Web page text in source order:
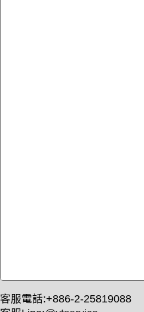
客服電話:+886-2-25819088